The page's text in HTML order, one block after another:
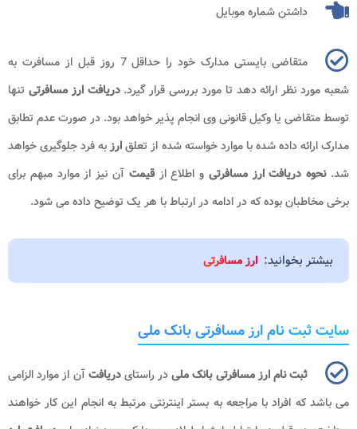
داشتن شماره موبایل
متقاضی بایستی مدارک خود را حداقل 7 روز قبل از مسافرت به
شعبه مورد نظر ارائه دهد تا مورد بررسی قرار گیرد.دریافت ارز مسافرتی تنها
توسط متقاضی یا وکیل قانونی وی انجام پذیر خواهد بود. در صورت عدم تطابق
مدارک ارائه داده شده با موارد خواسته شده از تعلقارزبه فرد جلوگیری خواهد
شد.نحوه دریافت ارز مسافرتی و اطلاع ازقیمتآن نیز از موارد مبهم برای
برخی مخاطبان بوده که در ادامه در ارتباط با هر یک توضیح داده می شود.
بیشتر بخوانید: ارز مسافرتی
سایت ثبت نام ارز مسافرتی بانک ملی
ثبت نام ارز مسافرتی بانک ملیدر راستایدریافتآن از موارد الزامی
می باشد که افراد با مراجعه به بستر اینترنتی مرتبط به انجام این کار خواهند